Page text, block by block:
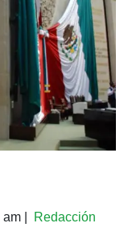
am| Redacción